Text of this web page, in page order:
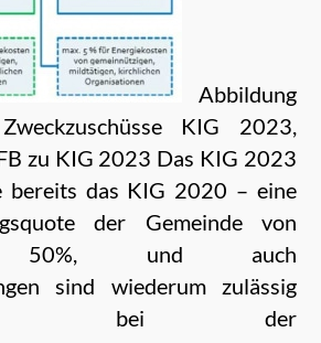
Abbildung
KIG 2023,
zu KIG 2023 Das KIG 2023
das KIG 2020 – eine
der Gemeinde von
50%, und auch
sind wiederum zulässig
bei der